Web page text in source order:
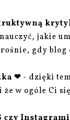
jakie
gdy blog
❤ - dzięki
w ogóle Ci